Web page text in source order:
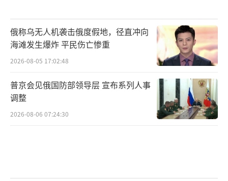
俄称乌无人机袭击俄度假地，径直冲向
海滩发生爆炸 平民伤亡惨重
2026-08-05 17:02:48
普京会见俄国防部领导层 宣布系列人事
调整
2026-08-06 07:24:30